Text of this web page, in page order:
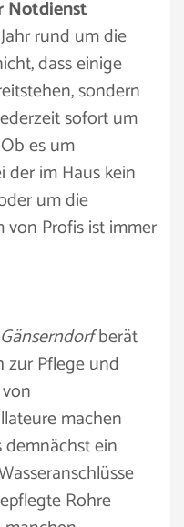
Notdienst
rund um die
dass einige
sondern
sofort um
es um
im Haus kein
um die
von Profis ist immer
berät
zur Pflege und
machen
demnächst ein
Rohre